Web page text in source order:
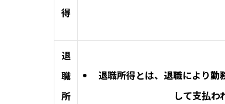
得
退
職
所
退職所得とは、退職により
して支払わ